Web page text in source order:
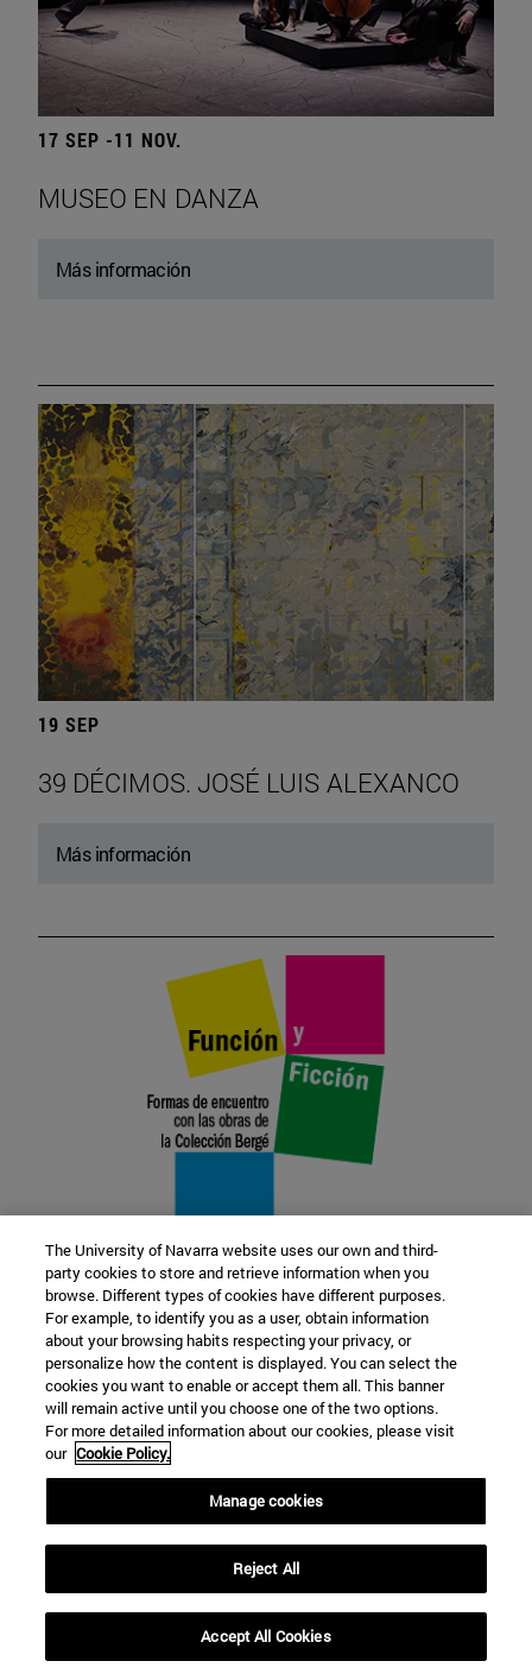
17 SEP -11 NOV.
MUSEO EN DANZA
Más información
19 SEP
39 DÉCIMOS. JOSÉ LUIS ALEXANCO
Más información
22 SEP
FUNCIÓN Y FICCIÓN. Varios artistas
Más información
The University of Navarra website uses our own and third-
party cookies to store and retrieve information when you
browse. Different types of cookies have different purposes.
For example, to identify you as a user, obtain information
about your browsing habits respecting your privacy, or
personalize how the content is displayed. You can select the
cookies you want to enable or accept them all. This banner
will remain active until you choose one of the two options.
For more detailed information about our cookies, please visit
our Cookie Policy.
Manage cookies
Reject All
Accept All Cookies